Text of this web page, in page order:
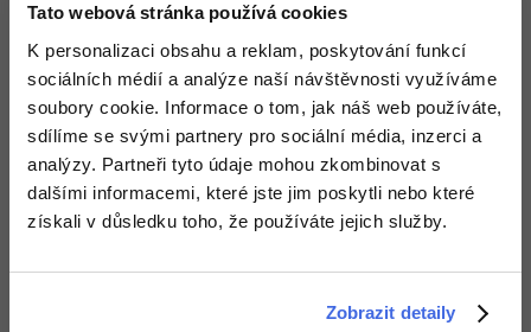
Tato webová stránka používá cookies
K personalizaci obsahu a reklam, poskytování funkcí
sociálních médií a analýze naší návštěvnosti využíváme
soubory cookie. Informace o tom, jak náš web používáte,
sdílíme se svými partnery pro sociální média, inzerci a
analýzy. Partneři tyto údaje mohou zkombinovat s
dalšími informacemi, které jste jim poskytli nebo které
získali v důsledku toho, že používáte jejich služby.
Zobrazit detaily
rozlišením, což je v adekvátní k takto velikému displeji.
Nahoře se nachází 5MPx přední kamera, vespod pak
značně viditelné tlačítko domů, ostatní jsou v podstatě
svým nenápadným vzhledem odsunuta do pozadí. Zadní
strana pak nese 13MPx hlavní kameru, čtečku otisku
prstů a přisvětlovací diodu.
Pod odnímatelným krytem se nachází baterie o kapacitě
2800 mAh, což není nejvíce, ale v rámci možností to stačí.
čipem Mali-T720. Uživatel má též k dispozici 3GB